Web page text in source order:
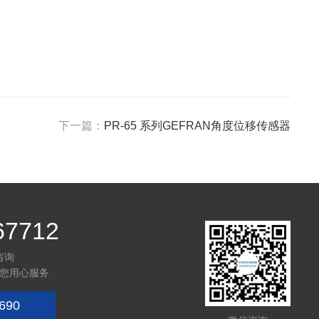
下一篇： PR-65 系列GEFRAN角度位移传感器
询
用心服务